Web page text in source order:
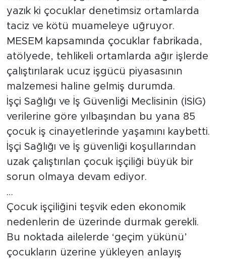
yazık ki çocuklar denetimsiz ortamlarda
taciz ve kötü muameleye uğruyor.
MESEM kapsamında çocuklar fabrikada,
atölyede, tehlikeli ortamlarda ağır işlerde
çalıştırılarak ucuz işgücü piyasasının
malzemesi haline gelmiş durumda.
İşçi Sağlığı ve İş Güvenliği Meclisinin (İSİG)
verilerine göre yılbaşından bu yana 85
çocuk iş cinayetlerinde yaşamını kaybetti.
İşçi Sağlığı ve İş güvenliği koşullarından
uzak çalıştırılan çocuk işçiliği büyük bir
sorun olmaya devam ediyor.
…
Çocuk işçiliğini teşvik eden ekonomik
nedenlerin de üzerinde durmak gerekli.
Bu noktada ailelerde ‘geçim yükünü’
çocukların üzerine yükleyen anlayış